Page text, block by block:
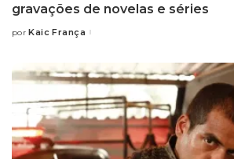
gravações de novelas e séries
Posted
por Kaic França